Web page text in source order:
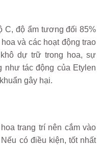
C, độ ẩm tương đối 85%
và các hoạt động trao
dự trữ trong hoa, sự
tác động của Etylen
gây hại.
trang trí nên cắm vào
có điều kiện, tốt nhất